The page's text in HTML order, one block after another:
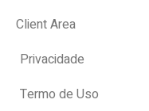
Client Area
Privacidade
Termo de Uso